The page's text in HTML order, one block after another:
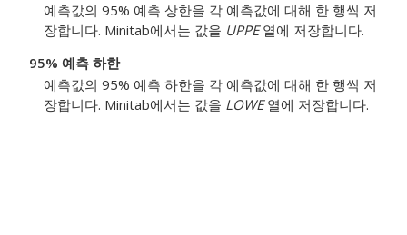
예측값의 95% 예측 상한을 각 예측값에 대해 한 행씩 저
장합니다. Minitab에서는 값을 UPPE열에 저장합니다.
95% 예측 하한
예측값의 95% 예측 하한을 각 예측값에 대해 한 행씩 저
장합니다. Minitab에서는 값을 LOWE열에 저장합니다.